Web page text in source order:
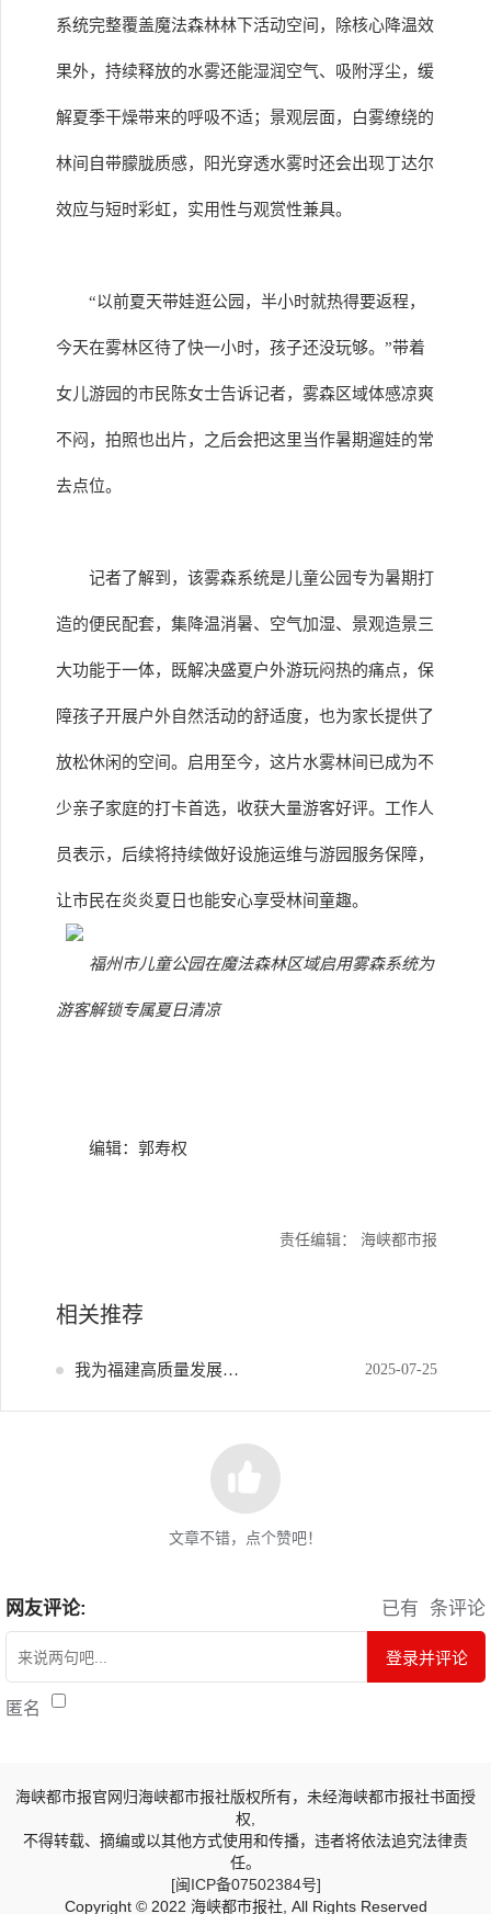
系统完整覆盖魔法森林林下活动空间，除核心降温效
果外，持续释放的水雾还能湿润空气、吸附浮尘，缓
解夏季干燥带来的呼吸不适；景观层面，白雾缭绕的
林间自带朦胧质感，阳光穿透水雾时还会出现丁达尔
效应与短时彩虹，实用性与观赏性兼具。
“以前夏天带娃逛公园，半小时就热得要返程，
今天在雾林区待了快一小时，孩子还没玩够。”带着
女儿游园的市民陈女士告诉记者，雾森区域体感凉爽
不闷，拍照也出片，之后会把这里当作暑期遛娃的常
去点位。
记者了解到，该雾森系统是儿童公园专为暑期打
造的便民配套，集降温消暑、空气加湿、景观造景三
大功能于一体，既解决盛夏户外游玩闷热的痛点，保
障孩子开展户外自然活动的舒适度，也为家长提供了
放松休闲的空间。启用至今，这片水雾林间已成为不
少亲子家庭的打卡首选，收获大量游客好评。工作人
员表示，后续将持续做好设施运维与游园服务保障，
让市民在炎炎夏日也能安心享受林间童趣。
福州市儿童公园在魔法森林区域启用雾森系统为
游客解锁专属夏日清凉
编辑：郭寿权
责任编辑： 海峡都市报
相关推荐
我为福建高质量发展献策 2025-07-25
文章不错，点个赞吧！
网友评论: 已有 条评论
登录并评论
匿名
海峡都市报官网归海峡都市报社版权所有，未经海峡都市报社书面授
权,
不得转载、摘编或以其他方式使用和传播，违者将依法追究法律责
任。
[闽ICP备07502384号]
Copyright © 2022 海峡都市报社, All Rights Reserved